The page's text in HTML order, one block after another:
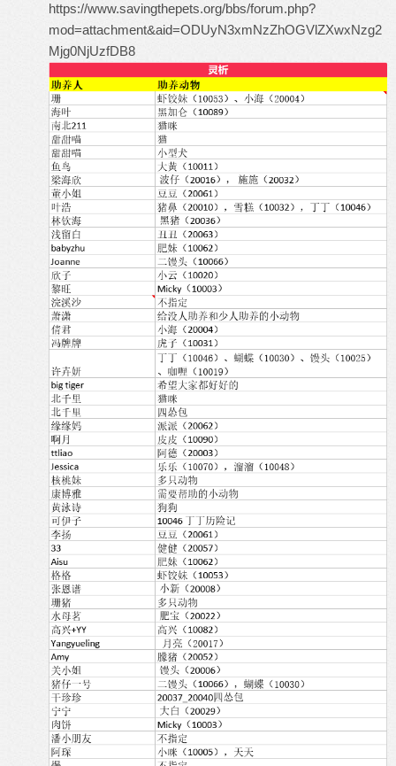
https://www.savingthepets.org/bbs/forum.php?
mod=attachment&aid=ODUyN3xmNzZhOGVlZXwxNzg2
Mjg0NjUzfDB8